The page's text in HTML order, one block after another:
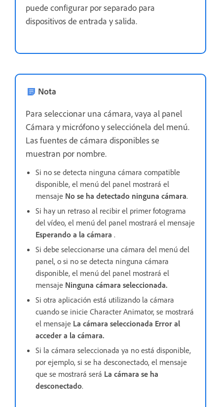
puede configurar por separado para
dispositivos de entrada y salida.
Nota
Para seleccionar una cámara,vaya al panel
Cámara y micrófono y selecciónela del menú.
Las fuentes de cámara disponibles se
muestran por nombre.
Si no se detecta ninguna cámara compatible
disponible, el menú del panel mostrará el
mensaje No se ha detectado ninguna cámara.
Si hay un retraso al recibir el primer fotograma
del vídeo, el menú del panel mostrará el mensaje
Esperando a la cámara .
Si debe seleccionarse una cámara del menú del
panel, o si no se detecta ninguna cámara
disponible, el menú del panel mostrará el
mensaje Ninguna cámara seleccionada.
Si otra aplicación está utilizando la cámara
cuando se inicie Character Animator, se mostrará
el mensaje La cámara seleccionada Error al
acceder a la cámara.
Si la cámara seleccionada ya no está disponible,
por ejemplo, si se ha desconectado, el mensaje
que se mostrará será La cámara se ha
desconectado.